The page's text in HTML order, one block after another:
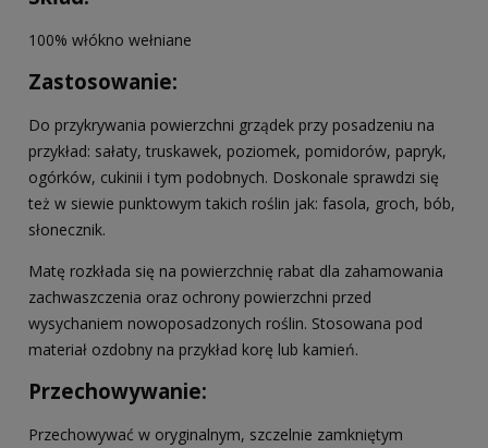
100% włókno wełniane
Zastosowanie:
Do przykrywania powierzchni grządek przy posadzeniu na
przykład: sałaty, truskawek, poziomek, pomidorów, papryk,
ogórków, cukinii i tym podobnych. Doskonale sprawdzi się
też w siewie punktowym takich roślin jak: fasola, groch, bób,
słonecznik.
Matę rozkłada się na powierzchnię rabat dla zahamowania
zachwaszczenia oraz ochrony powierzchni przed
wysychaniem nowoposadzonych roślin. Stosowana pod
materiał ozdobny na przykład korę lub kamień.
Przechowywanie:
Przechowywać w oryginalnym, szczelnie zamkniętym